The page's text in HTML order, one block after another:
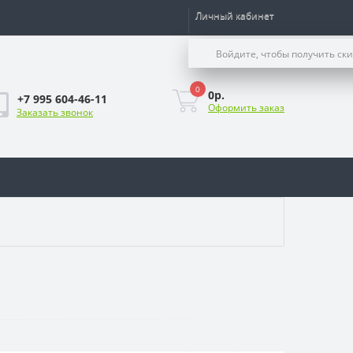
Личный кабинет
Войдите, чтобы получить
+7 995 604-46-11
Заказать звонок
0 0р.
Оформить заказ